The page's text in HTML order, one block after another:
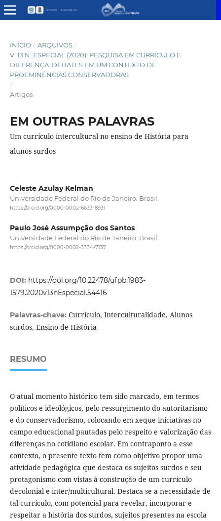
INÍCIO / ARQUIVOS /
V. 13 N. ESPECIAL (2020): PESQUISA EM CURRÍCULO E
DIFERENÇA: DEBATES EM UM CONTEXTO DE
PROEMINÊNCIAS CONSERVADORAS
/
Artigos
EM OUTRAS PALAVRAS
Um currículo intercultural no ensino de História para
alunos surdos
Celeste Azulay Kelman
Universidade Federal do Rio de Janeiro, Brasil.
https://orcid.org/0000-0002-6633-8931
Paulo José Assumpção dos Santos
Universidade Federal do Rio de Janeiro, Brasil.
https://orcid.org/0000-0002-3334-7137
DOI: https://doi.org/10.22478/ufpb.1983-
1579.2020v13nEspecial.54416
Palavras-chave: Currículo, Interculturalidade, Alunos
surdos, Ensino de História
RESUMO
O atual momento histórico tem sido marcado, em termos
políticos e ideológicos, pelo ressurgimento do autoritarismo
e do conservadorismo, colocando em xeque iniciativas no
campo educacional pautadas pelo respeito e valorização das
diferenças no cotidiano escolar. Em contraponto a esse
contexto, o presente texto tem como objetivo propor uma
atividade pedagógica que destaca os sujeitos surdos e seu
protagonismo com vistas à construção de um currículo
decolonial e inter/multicultural. Destaca-se a necessidade de
tal currículo, com potencial para revelar, incorporar e
respeitar a história dos surdos, sujeitos presentes na escola